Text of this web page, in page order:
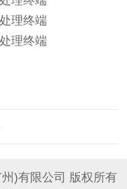
)有限公司 版权所有